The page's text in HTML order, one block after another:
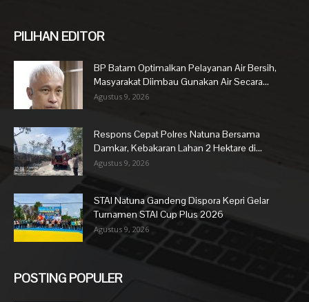
PILIHAN EDITOR
BP Batam Optimalkan Pelayanan Air Bersih,
Masyarakat Diimbau Gunakan Air Secara...
Agustus 9, 2026
Respons Cepat Polres Natuna Bersama
Damkar, Kebakaran Lahan 2 Hektare di...
Agustus 9, 2026
STAI Natuna Gandeng Dispora Kepri Gelar
Turnamen STAI Cup Plus 2026
Agustus 9, 2026
POSTING POPULER